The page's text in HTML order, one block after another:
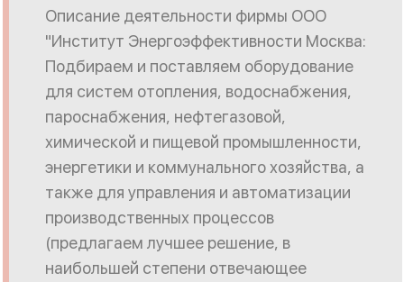
Описание деятельности фирмы OOO
"Институт Энергоэффективности Москва:
Подбираем и поставляем оборудование
для систем отопления, водоснабжения,
пароснабжения, нефтегазовой,
химической и пищевой промышленности,
энергетики и коммунального хозяйства, а
также для управления и автоматизации
производственных процессов
(предлагаем лучшее решение, в
наибольшей степени отвечающее